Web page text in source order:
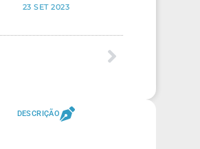
23 SET 2023
DESCRIÇÃO